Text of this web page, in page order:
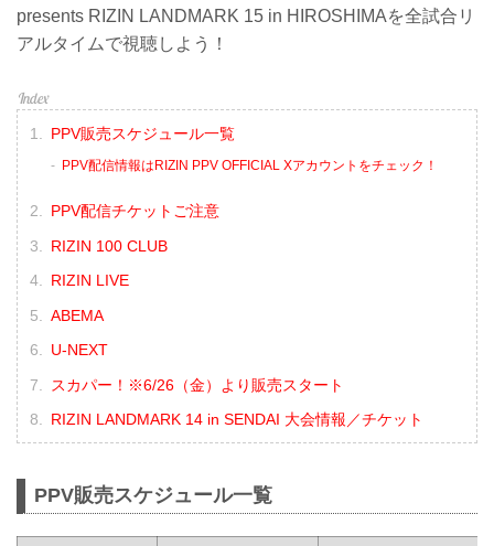
presents RIZIN LANDMARK 15 in HIROSHIMAを全試合リ
アルタイムで視聴しよう！
PPV販売スケジュール一覧
PPV配信情報はRIZIN PPV OFFICIAL Xアカウントをチェック！
PPV配信チケットご注意
RIZIN 100 CLUB
RIZIN LIVE
ABEMA
U-NEXT
スカパー！※6/26（金）より販売スタート
RIZIN LANDMARK 14 in SENDAI 大会情報／チケット
PPV販売スケジュール一覧